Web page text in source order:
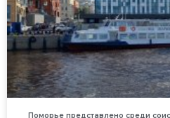
Поморье представлено среди